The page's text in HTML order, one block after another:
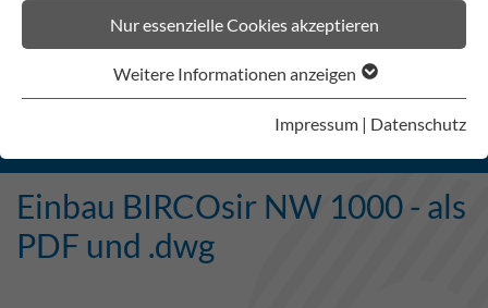
Nur essenzielle Cookies akzeptieren
Weitere Informationen anzeigen
Impressum | Datenschutz
DOWNLOADS
TECHNISCHE ZEICHNUNGEN
Einbau BIRCOsir NW 1000 - als
PDF und .dwg